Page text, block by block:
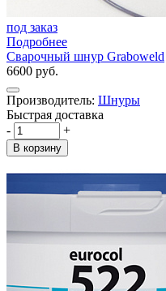
под заказ
Подробнее
Сварочный шнур Graboweld
6600 руб.
Производитель: Шнуры
Быстрая доставка
-
+
В корзину